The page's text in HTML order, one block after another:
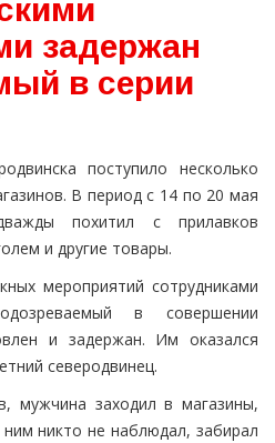
задержан
в серии
поступило несколько
В период с 14 по 20 мая
похитил с прилавков
и другие товары.
мероприятий сотрудниками
в совершении
и задержан. Им оказался
северодвинец.
мужчина заходил в магазины,
никто не наблюдал, забирал